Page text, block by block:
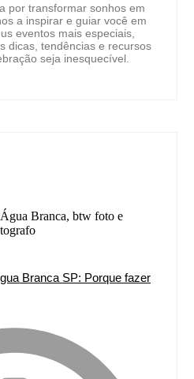
por transformar sonhos em
a inspirar e guiar você em
eventos mais especiais,
dicas, tendências e recursos
seja inesquecível.
Branca SP: Porque fazer